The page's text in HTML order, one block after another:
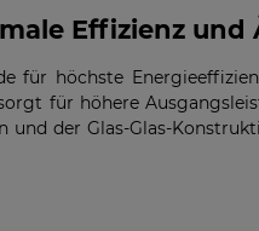
Hybrid-
VERFÜGBARKEIT
ARTIKEL
Effizienz
für höchste
für höhere
und der Glas-Glas-